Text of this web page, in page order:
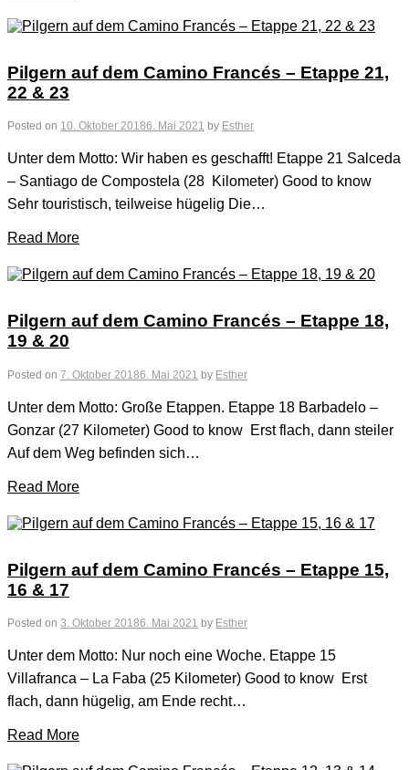
Pilgern auf dem Camino Francés – Etappe 21,
22 & 23
Posted on 10. Oktober 20186. Mai 2021 by Esther
Unter dem Motto: Wir haben es geschafft! Etappe 21 Salceda
– Santiago de Compostela (28 Kilometer) Good to know
Sehr touristisch, teilweise hügelig Die…
Read More
Pilgern auf dem Camino Francés – Etappe 18,
19 & 20
Posted on 7. Oktober 20186. Mai 2021 by Esther
Unter dem Motto: Große Etappen. Etappe 18 Barbadelo –
Gonzar (27 Kilometer) Good to know Erst flach, dann steiler
Auf dem Weg befinden sich…
Read More
Pilgern auf dem Camino Francés – Etappe 15,
16 & 17
Posted on 3. Oktober 20186. Mai 2021 by Esther
Unter dem Motto: Nur noch eine Woche. Etappe 15
Villafranca – La Faba (25 Kilometer) Good to know Erst
flach, dann hügelig, am Ende recht…
Read More